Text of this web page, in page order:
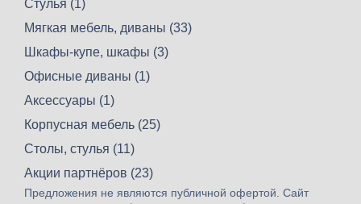
Стулья (1)
Мягкая мебель, диваны (33)
Шкафы-купе, шкафы (3)
Офисные диваны (1)
Аксессуары (1)
Корпусная мебель (25)
Столы, стулья (11)
Акции партнёров (23)
Предложения не являются публичной офертой. Сайт